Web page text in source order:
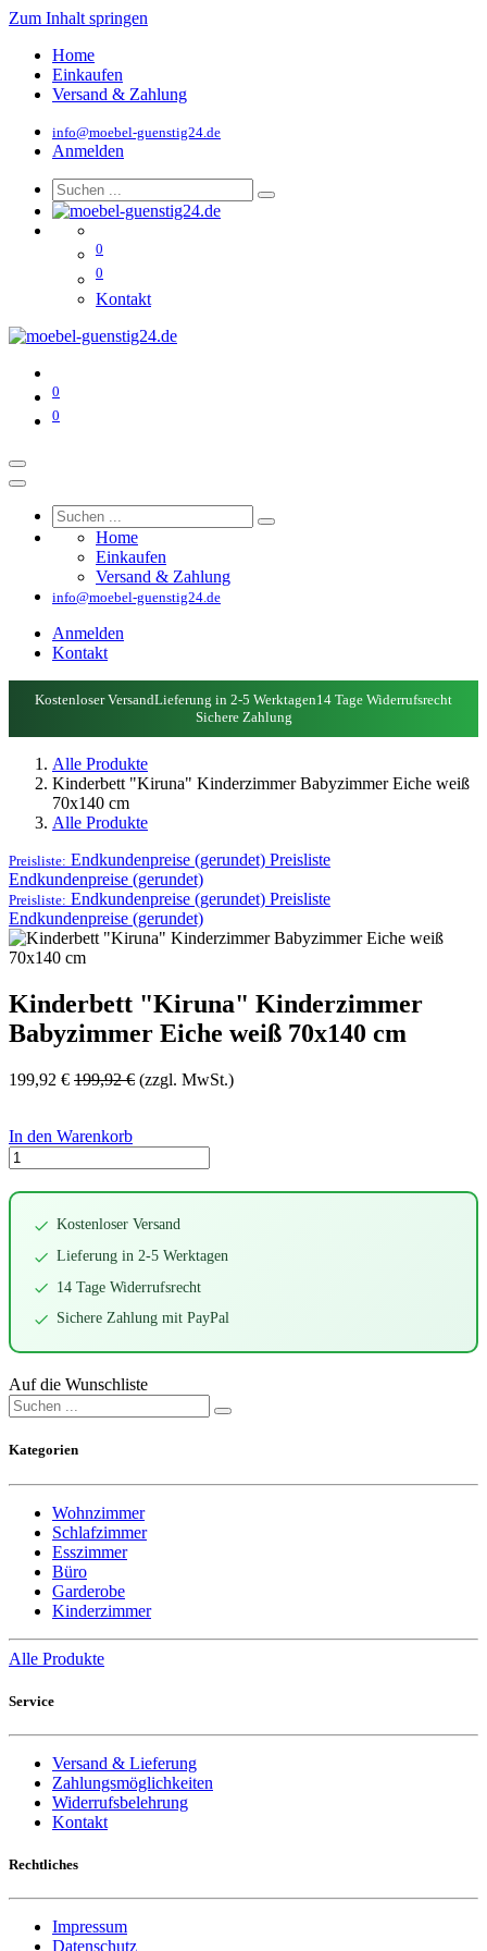
Zum Inhalt springen
Home
Einkaufen
Versand & Zahlung
info@moebel-guenstig24.de
Anmelden
0
0
Kontakt
0
0
Home
Einkaufen
Versand & Zahlung
info@moebel-guenstig24.de
Anmelden
Kontakt
Kostenloser VersandLieferung in 2-5 Werktagen14 Tage Widerrufsrecht
Sichere Zahlung
Alle Produkte
Kinderbett "Kiruna" Kinderzimmer Babyzimmer Eiche weiß
70x140 cm
Alle Produkte
Preisliste: Endkundenpreise (gerundet) Preisliste
Endkundenpreise (gerundet)
Preisliste: Endkundenpreise (gerundet) Preisliste
Endkundenpreise (gerundet)
Kinderbett "Kiruna" Kinderzimmer
Babyzimmer Eiche weiß 70x140 cm
199,92 € 199,92€ (zzgl. MwSt.)
In den Warenkorb
Kostenloser Versand
Lieferung in 2-5 Werktagen
14 Tage Widerrufsrecht
Sichere Zahlung mit PayPal
Auf die Wunschliste
Kategorien
Wohnzimmer
Schlafzimmer
Esszimmer
Büro
Garderobe
Kinderzimmer
Alle Produkte
Service
Versand & Lieferung
Zahlungsmöglichkeiten
Widerrufsbelehrung
Kontakt
Rechtliches
Impressum
Datenschutz